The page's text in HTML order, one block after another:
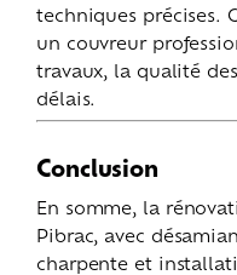
techniques précises.
un couvreur
travaux, la qualité
délais.
Conclusion
En somme, la
Pibrac, avec
charpente et